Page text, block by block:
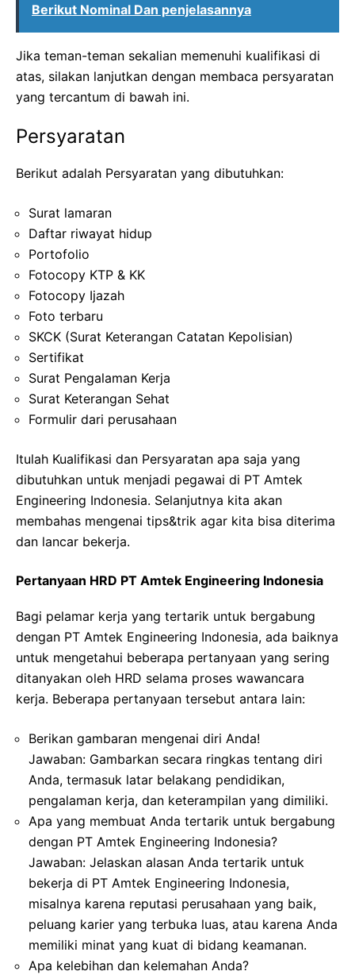
Berikut Nominal Dan penjelasannya
Jika teman-teman sekalian memenuhi kualifikasi di
atas, silakan lanjutkan dengan membaca persyaratan
yang tercantum di bawah ini.
Persyaratan
Berikut adalah Persyaratan yang dibutuhkan:
Surat lamaran
Daftar riwayat hidup
Portofolio
Fotocopy KTP & KK
Fotocopy Ijazah
Foto terbaru
SKCK (Surat Keterangan Catatan Kepolisian)
Sertifikat
Surat Pengalaman Kerja
Surat Keterangan Sehat
Formulir dari perusahaan
Itulah Kualifikasi dan Persyaratan apa saja yang
dibutuhkan untuk menjadi pegawai di PT Amtek
Engineering Indonesia. Selanjutnya kita akan
membahas mengenai tips&trik agar kita bisa diterima
dan lancar bekerja.
Pertanyaan HRD PT Amtek Engineering Indonesia
Bagi pelamar kerja yang tertarik untuk bergabung
dengan PT Amtek Engineering Indonesia, ada baiknya
untuk mengetahui beberapa pertanyaan yang sering
ditanyakan oleh HRD selama proses wawancara
kerja. Beberapa pertanyaan tersebut antara lain:
Berikan gambaran mengenai diri Anda!
Jawaban: Gambarkan secara ringkas tentang diri
Anda, termasuk latar belakang pendidikan,
pengalaman kerja, dan keterampilan yang dimiliki.
Apa yang membuat Anda tertarik untuk bergabung
dengan PT Amtek Engineering Indonesia?
Jawaban: Jelaskan alasan Anda tertarik untuk
bekerja di PT Amtek Engineering Indonesia,
misalnya karena reputasi perusahaan yang baik,
peluang karier yang terbuka luas, atau karena Anda
memiliki minat yang kuat di bidang keamanan.
Apa kelebihan dan kelemahan Anda?